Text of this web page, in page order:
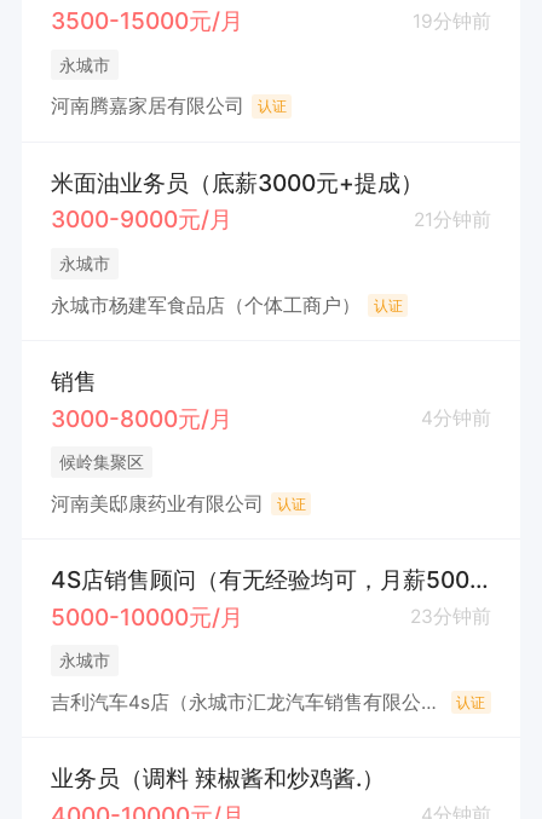
3500-15000元/月
19分钟前
永城市
河南腾嘉家居有限公司 认证
米面油业务员（底薪3000元+提成）
3000-9000元/月
21分钟前
永城市
永城市杨建军食品店（个体工商户） 认证
销售
3000-8000元/月
4分钟前
候岭集聚区
河南美邸康药业有限公司 认证
4S店销售顾问（有无经验均可，月薪5000-10000元)
5000-10000元/月
23分钟前
永城市
吉利汽车4s店（永城市汇龙汽车销售有限公司） 认证
业务员（调料 辣椒酱和炒鸡酱.）